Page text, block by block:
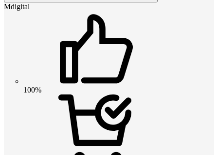
Mdigital
100%